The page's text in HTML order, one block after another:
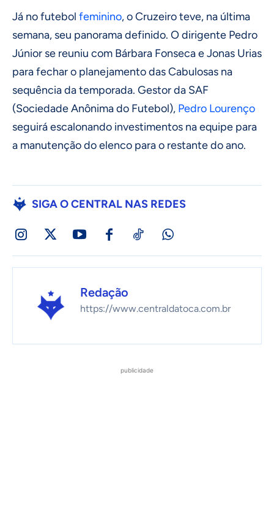
Já no futebol feminino, o Cruzeiro teve, na última
semana, seu panorama definido. O dirigente Pedro
Júnior se reuniu com Bárbara Fonseca e Jonas Urias
para fechar o planejamento das Cabulosas na
sequência da temporada. Gestor da SAF
(Sociedade Anônima do Futebol), Pedro Lourenço
seguirá escalonando investimentos na equipe para
a manutenção do elenco para o restante do ano.
SIGA O CENTRAL NAS REDES
Redação
https://www.centraldatoca.com.br
publicidade